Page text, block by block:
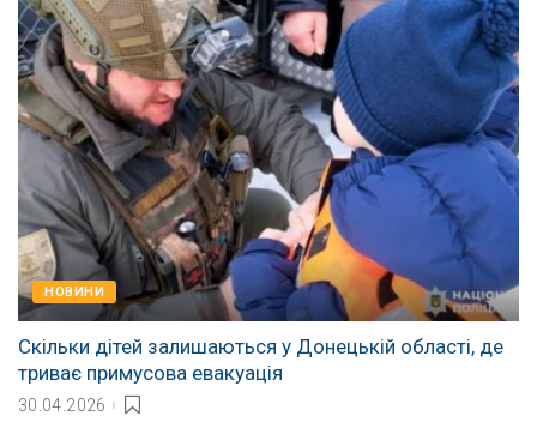
НОВИНИ
Скільки дітей залишаються у Донецькій області, де
триває примусова евакуація
30.04.2026